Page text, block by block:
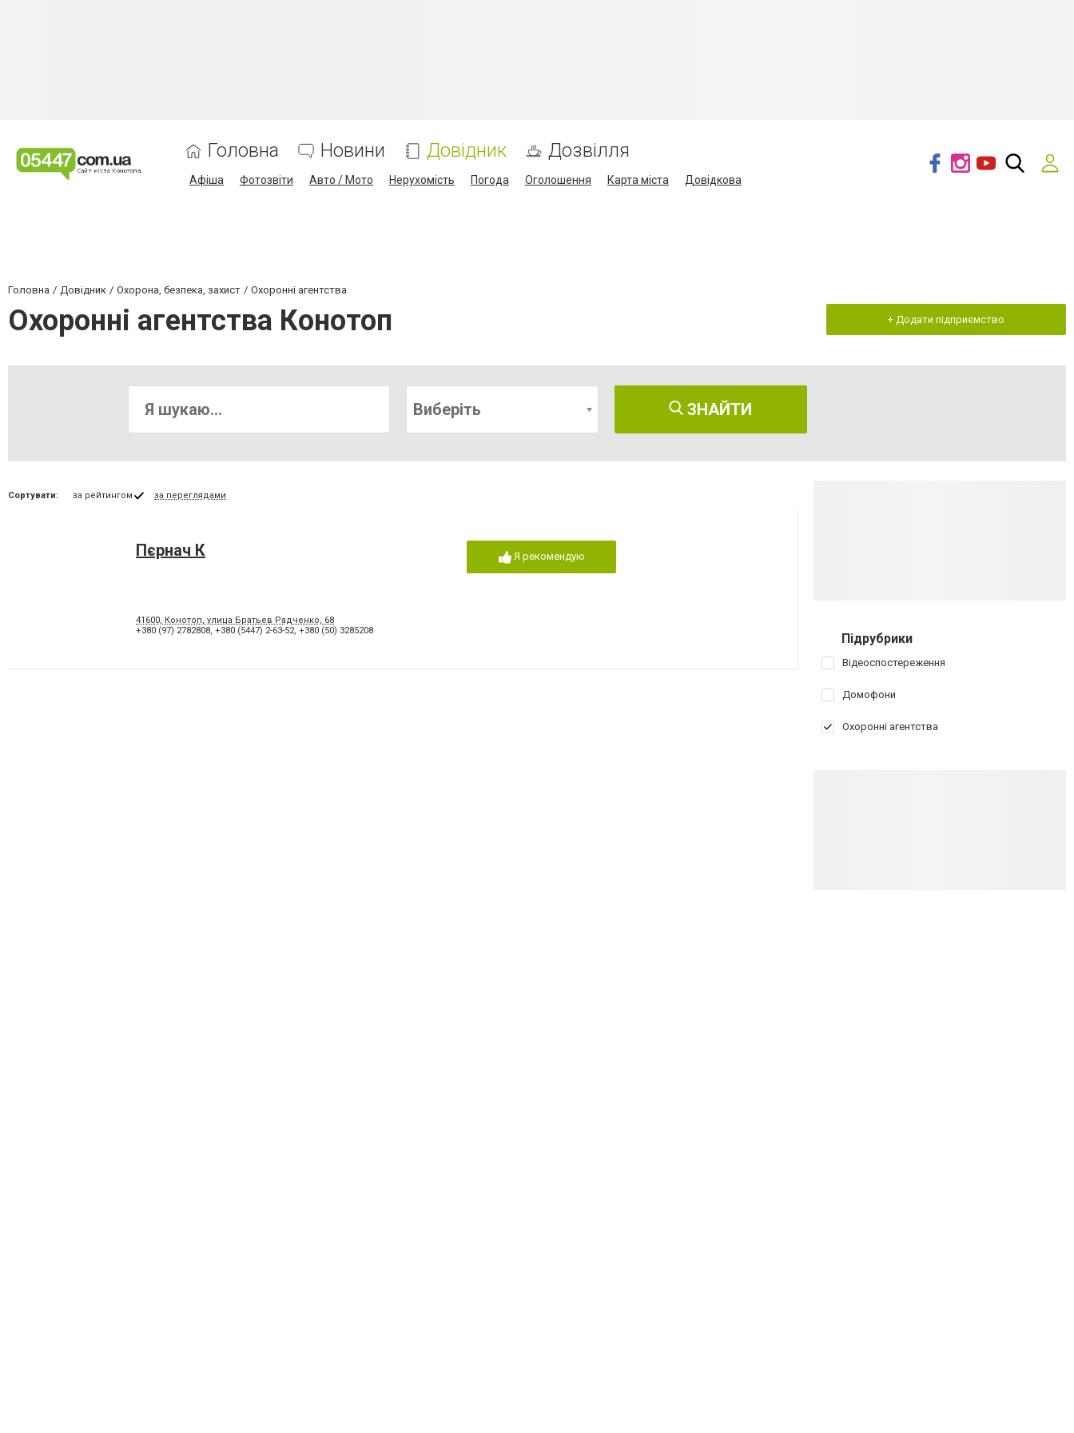
Головна Новини Довідник Дозвілля
Афіша Фотозвіти Авто / Мото Нерухомість Погода Оголошення Карта міста Довідкова
Головна Довідник Охорона, безпека, захист Охоронні агентства
Охоронні агентства Конотоп + Додати підприємство
Виберіть ЗНАЙТИ
Сортувати: за рейтингом за переглядами
Пєрнач К
41600, Конотоп, улица Братьев Радченко, 68
+380 (97) 2782808, +380 (5447) 2-63-52, +380 (50) 3285208
Я рекомендую
Підрубрики
Відеоспостереження
Домофони
Охоронні агентства